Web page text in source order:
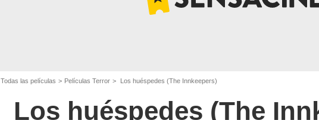
Todas las películas Películas Terror Los huéspedes (The Innkeepers)
Los huéspedes (The